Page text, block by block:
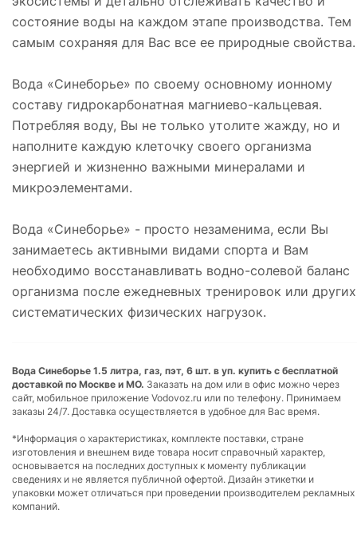
состояние воды на каждом этапе производства. Тем
самым сохраняя для Вас все ее природные свойства.
Вода «Синеборье» по своему основному ионному
составу гидрокарбонатная магниево-кальцевая.
Потребляя воду, Вы не только утолите жажду, но и
наполните каждую клеточку своего организма
энергией и жизненно важными минералами и
микроэлементами.
Вода «Синеборье» - просто незаменима, если Вы
занимаетесь активными видами спорта и Вам
необходимо восстанавливать водно-солевой баланс
организма после ежедневных тренировок или других
систематических физических нагрузок.
Вода Синеборье 1.5 литра, газ, пэт, 6 шт. в уп. купить с бесплатной
доставкой по Москве и МО. Заказать на дом или в офис можно через
сайт, мобильное приложение Vodovoz.ru или по телефону. Принимаем
заказы 24/7. Доставка осуществляется в удобное для Вас время.
*Информация о характеристиках, комплекте поставки, стране
изготовления и внешнем виде товара носит справочный характер,
основывается на последних доступных к моменту публикации
сведениях и не является публичной офертой. Дизайн этикетки и
упаковки может отличаться при проведении производителем рекламных
компаний.